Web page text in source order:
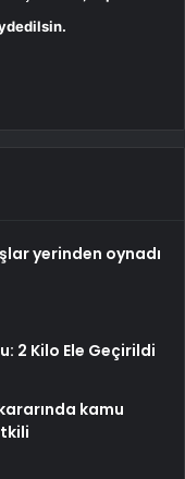
yerinden oynadı
2 Kilo Ele Geçirildi
kamu